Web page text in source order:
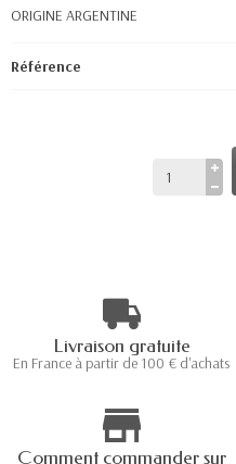
ORIGINE ARGENTINE
Référence
Livraison gratuite
En France à partir de 100 € d'achats
Comment commander sur